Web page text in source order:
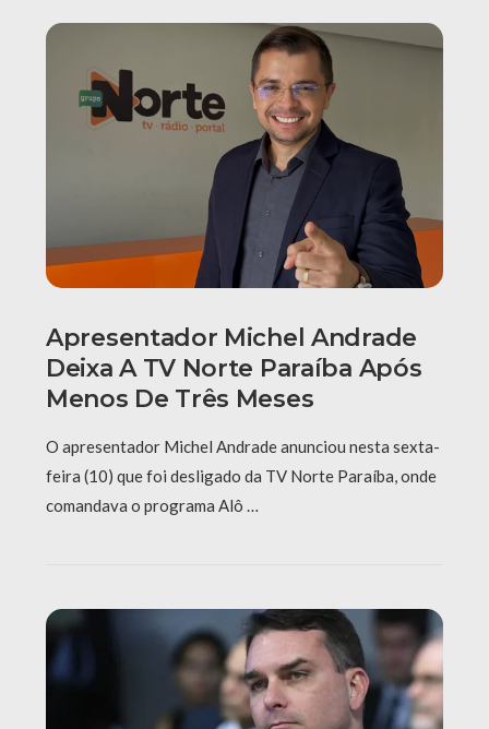
Apresentador Michel Andrade
Deixa A TV Norte Paraíba Após
Menos De Três Meses
O apresentador Michel Andrade anunciou nesta sexta-
feira (10) que foi desligado da TV Norte Paraíba, onde
comandava o programa Alô …